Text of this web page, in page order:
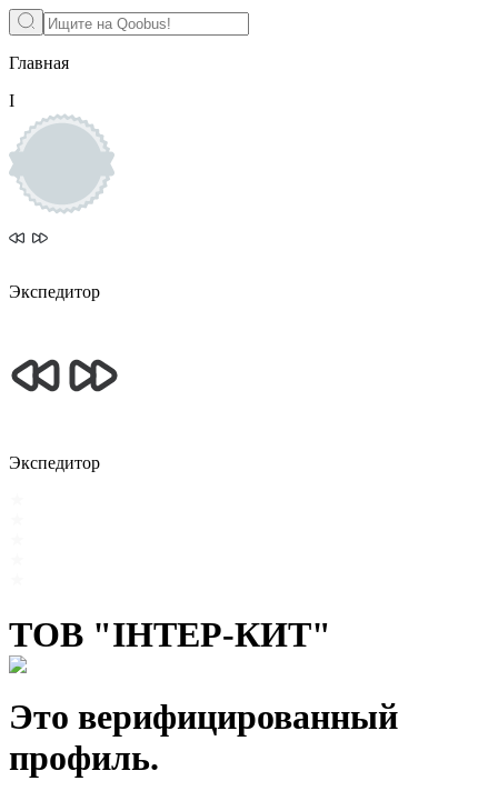
Главная
І
Экспедитор
Экспедитор
ТОВ "ІНТЕР-КИТ"
Это верифицированный
профиль.